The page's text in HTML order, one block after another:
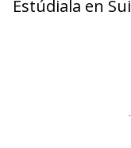
Estúdiala en